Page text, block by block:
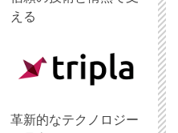
える
革新的なテクノロジー